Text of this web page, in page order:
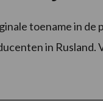
toename in de
in Rusland.